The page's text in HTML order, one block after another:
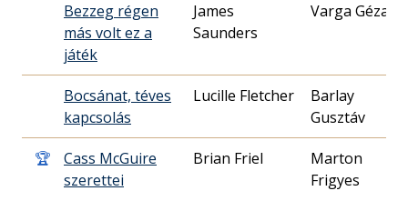
Bezzeg régen
más volt ez a
játék
James
Saunders
Varga Géza
Bocsánat, téves
kapcsolás
Lucille Fletcher
Barlay
Gusztáv
🏆
Cass McGuire
szerettei
Brian Friel
Marton
Frigyes